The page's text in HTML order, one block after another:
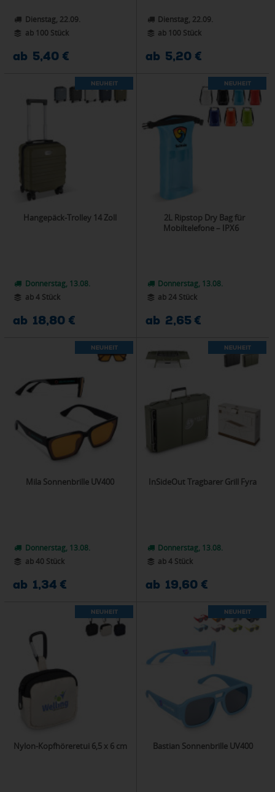
Dienstag, 22.09.
ab 100 Stück
ab 5,40 €
Dienstag, 22.09.
ab 100 Stück
ab 5,20 €
Hangepäck-Trolley 14 Zoll
Donnerstag, 13.08.
ab 4 Stück
ab 18,80 €
2L Ripstop Dry Bag für
Mobiltelefone – IPX6
Donnerstag, 13.08.
ab 24 Stück
ab 2,65 €
Mila Sonnenbrille UV400
Donnerstag, 13.08.
ab 40 Stück
ab 1,34 €
InSideOut Tragbarer Grill Fyra
Donnerstag, 13.08.
ab 4 Stück
ab 19,60 €
Nylon-Kopfhöreretui 6,5 x 6 cm Bastian Sonnenbrille UV400